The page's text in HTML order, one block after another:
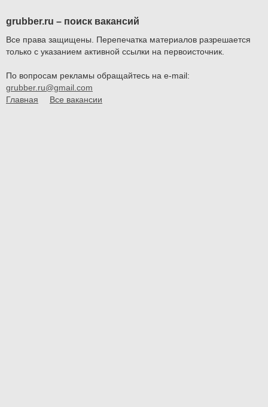
grubber.ru – поиск вакансий
Все права защищены. Перепечатка материалов разрешается
только с указанием активной ссылки на первоисточник.
По вопросам рекламы обращайтесь на e-mail:
grubber.ru@gmail.com
Главная
Все вакансии